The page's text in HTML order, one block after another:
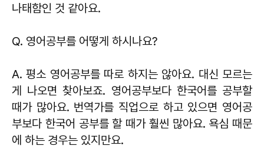
나태함인 것 같아요.
Q. 영어공부를 어떻게 하시나요?
A. 평소 영어공부를 따로 하지는 않아요. 대신 모르는
게 나오면 찾아보죠. 영어공부보다 한국어를 공부할
때가 많아요. 번역가를 직업으로 하고 있으면 영어공
부보다 한국어 공부를 할 때가 훨씬 많아요. 욕심 때문
에 하는 경우는 있지만요.